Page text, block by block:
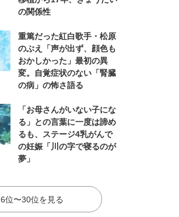
の関係性
重篤だった紅白歌手・松原
のぶえ「声が出ず、顔色も
おかしかった」最初の異
変。自覚症状のない「腎臓
の病」の怖さ語る
「お母さんがいない子にな
る」との言葉に一度は諦め
るも、ステージ4乳がんで
の妊娠「川の字で寝るのが
夢」
6位〜30位を見る